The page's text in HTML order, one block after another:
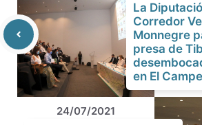
La
Corredor
Monnegre
presa de
en El
24/07/2021